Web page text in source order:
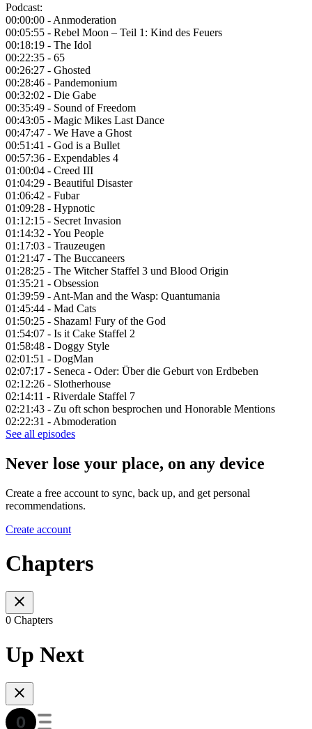
Podcast:
00:00:00 - Anmoderation
00:05:55 - Rebel Moon – Teil 1: Kind des Feuers
00:18:19 - The Idol
00:22:35 - 65
00:26:27 - Ghosted
00:28:46 - Pandemonium
00:32:02 - Die Gabe
00:35:49 - Sound of Freedom
00:43:05 - Magic Mikes Last Dance
00:47:47 - We Have a Ghost
00:51:41 - God is a Bullet
00:57:36 - Expendables 4
01:00:04 - Creed III
01:04:29 - Beautiful Disaster
01:06:42 - Fubar
01:09:28 - Hypnotic
01:12:15 - Secret Invasion
01:14:32 - You People
01:17:03 - Trauzeugen
01:21:47 - The Buccaneers
01:28:25 - The Witcher Staffel 3 und Blood Origin
01:35:21 - Obsession
01:39:59 - Ant-Man and the Wasp: Quantumania
01:45:44 - Mad Cats
01:50:25 - Shazam! Fury of the God
01:54:07 - Is it Cake Staffel 2
01:58:48 - Doggy Style
02:01:51 - DogMan
02:07:17 - Seneca - Oder: Über die Geburt von Erdbeben
02:12:26 - Slotherhouse
02:14:11 - Riverdale Staffel 7
02:21:43 - Zu oft schon besprochen und Honorable Mentions
02:22:31 - Abmoderation
See all episodes
Never lose your place, on any device
Create a free account to sync, back up, and get personal
recommendations.
Create account
Chapters
0 Chapters
Up Next